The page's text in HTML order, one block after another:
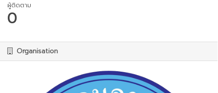
ผู้ติดตาม
0
Organisation